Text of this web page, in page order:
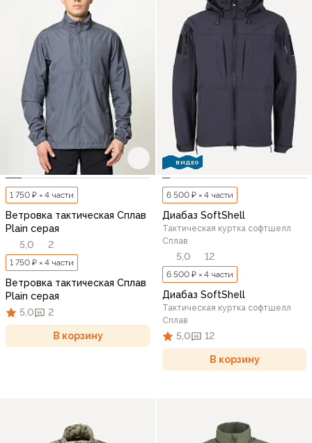
1 750 ₽ × 4 части
Ветровка тактическая Сплав
Plain серая
5,0
2
1 750 ₽ × 4 части
Ветровка тактическая Сплав
Plain серая
5,0
2
В корзину
ВИДЕО
6 500 ₽ × 4 части
Диабаз SoftShell
Тактическая куртка софтшелл
Сплав
5,0 12
6 500 ₽ × 4 части
Диабаз SoftShell
Тактическая куртка софтшелл
Сплав
5,0 12
В корзину